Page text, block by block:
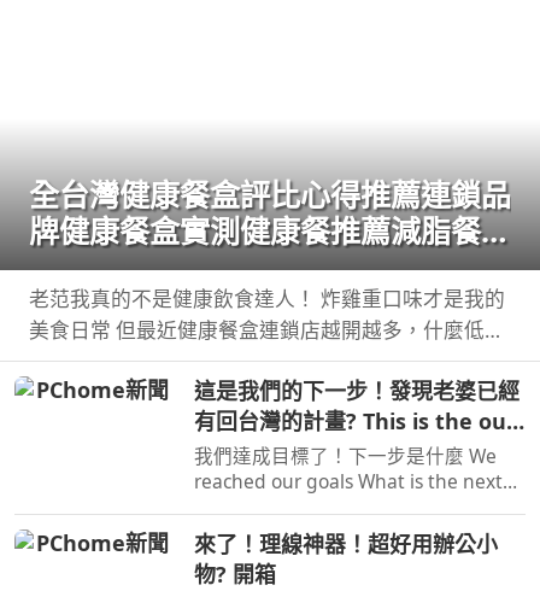
全台灣健康餐盒評比心得推薦連鎖品
牌健康餐盒實測健康餐推薦減脂餐低
卡高蛋白健身餐盒到底哪家最好吃連
外食族重口味的人也愛吃的 CP值最
高是哪一家
老范我真的不是健康飲食達人！ 炸雞重口味才是我的
美食日常 但最近健康餐盒連鎖店越開越多，什麼低卡
低GI高蛋白減脂 ...
這是我們的下一步！發現老婆已經
有回台灣的計畫? This is the our
next step
我們達成目標了！下一步是什麼 We
reached our goals What is the next
限時團購
來了！理線神器！超好用辦公小
物? 開箱